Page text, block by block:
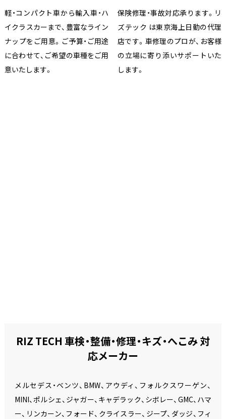
軽・コンパクト車から輸入車・ハ
イクラスカーまで、豊富なライン
ナップをご用意。ご予算・ご用途
に合わせて、ご希望の車種をご用
意いたします。
保険修理・事故対応承ります。リ
ズテック は東京海上日動の代理
店です。車修理のプロが、お客様
の立場に寄り添いサポートいた
します。
RIZ TECH 車検・整備・修理・キズ・へこみ 対
応メーカー
メルセデス・ベンツ、BMW、アウディ、フォルクスワーゲン、
MINI、ポルシェ、ジャガー、キャデラック、シボレー、GMC、ハマ
ー、リンカーン、フォード、クライスラー、ジープ、ダッジ、フィ